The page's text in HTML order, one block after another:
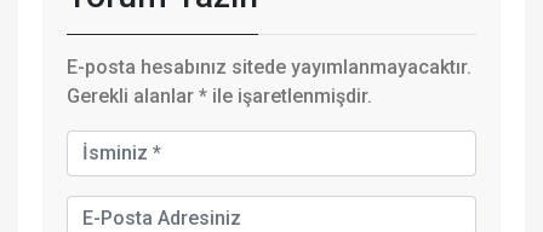
E-posta hesabınız sitede yayımlanmayacaktır.
Gerekli alanlar * ile işaretlenmişdir.